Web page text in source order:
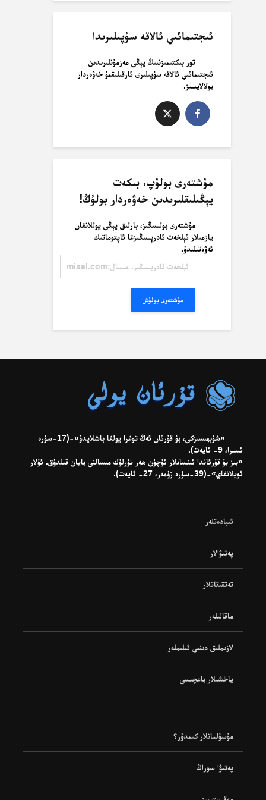
ئىجتىمائىي ئالاقە سۇپىلىرىدا
تور بىكتىمىزنىىڭ يېڭى مەزمۇنلىرىدىن
ئىجتىمائىي ئالاقە سۇپىلىرى ئارقىلىقمۇ خەۋەردار
بولالايسىز.
مۇشتەرى بولۇپ، بىكەت
يېڭىلىقلىرىدىن خەۋەردار بولۇڭ!
مۇشتەرى بولسىڭىز، بارلىق يېڭى يوللانغان
يازمىلار ئېلخەت ئادرېسىڭىزغا ئاپتوماتىك
ئەۋەتىلىدۇ.
ئادرېسىڭىز.
مۇشتەرى بولۇش
«شۈبھىسىزكى، بۇ قۇرئان ئەڭ توغرا يولغا باشلايدۇ»-(17-سۈرە
ئىسرا، 9- ئايەت).
«بىز بۇ قۇرئاندا ئىنسانلار ئۈچۈن ھەر تۈرلۈك مىسالنى بايان قىلدۇق. ئۇلار
ئويلانغاي»-(39-سۈرە زۇمەر، 27- ئايەت).
ئىبادەتلەر
پەتىۋالار
تەتقىقاتلار
ماقالىلەر
لازىملىق دىنىي ئىلىملەر
ياخشىلار باغچىسى
مۇسۇلمانلار كىمدۇر؟
پەتىۋا سوراڭ